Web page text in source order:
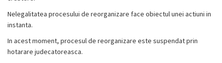
Nelegalitatea procesului de reorganizare face obiectul unei actiuni in
instanta.
In acest moment, procesul de reorganizare este suspendat prin
hotarare judecatoreasca.